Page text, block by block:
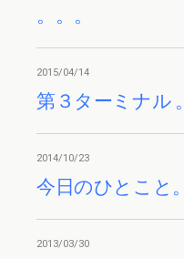
。。。
2015/04/14
第３ターミナル
2014/10/23
今日のひとこと
2013/03/30